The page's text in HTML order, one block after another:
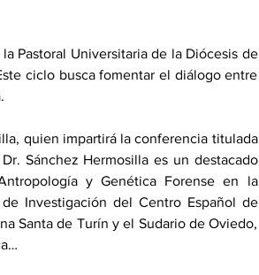
Pastoral Universitaria de la Diócesis de
ciclo busca fomentar el diálogo entre
quien impartirá la conferencia titulada
Sánchez Hermosilla es un destacado
y Genética Forense en la
Investigación del Centro Español de
Santa de Turín y el Sudario de Oviedo,